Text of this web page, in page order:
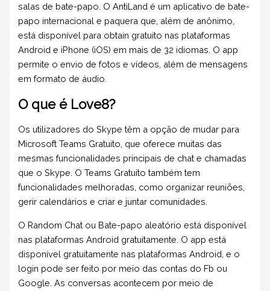
salas de bate-papo. O AntiLand é um aplicativo de bate-
papo internacional e paquera que, além de anônimo,
está disponível para obtain gratuito nas plataformas
Android e iPhone (iOS) em mais de 32 idiomas. O app
permite o envio de fotos e vídeos, além de mensagens
em formato de áudio.
O que é Love8?
Os utilizadores do Skype têm a opção de mudar para
Microsoft Teams Gratuito, que oferece muitas das
mesmas funcionalidades principais de chat e chamadas
que o Skype. O Teams Gratuito também tem
funcionalidades melhoradas, como organizar reuniões,
gerir calendários e criar e juntar comunidades.
O Random Chat ou Bate-papo aleatório está disponível
nas plataformas Android gratuitamente. O app está
disponível gratuitamente nas plataformas Android, e o
login pode ser feito por meio das contas do Fb ou
Google. As conversas acontecem por meio de